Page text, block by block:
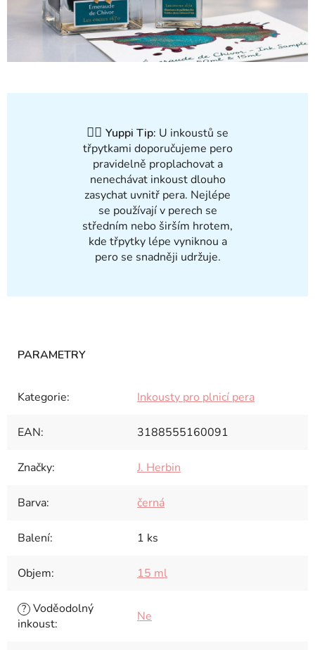
✍🏻 Yuppi Tip: U inkoustů se
třpytkami doporučujeme pero
pravidelně proplachovat a
nenechávat inkoust dlouho
zasychat uvnitř pera. Nejlépe
se používají v perech se
středním nebo širším hrotem,
kde třpytky lépe vyniknou a
pero se snadněji udržuje.
Kategorie: Inkousty pro plnicí pera
EAN: 3188555160091
Značky: J. Herbin
Barva: černá
Balení: 1 ks
Objem: 15 ml
? Voděodolný
inkoust: Ne